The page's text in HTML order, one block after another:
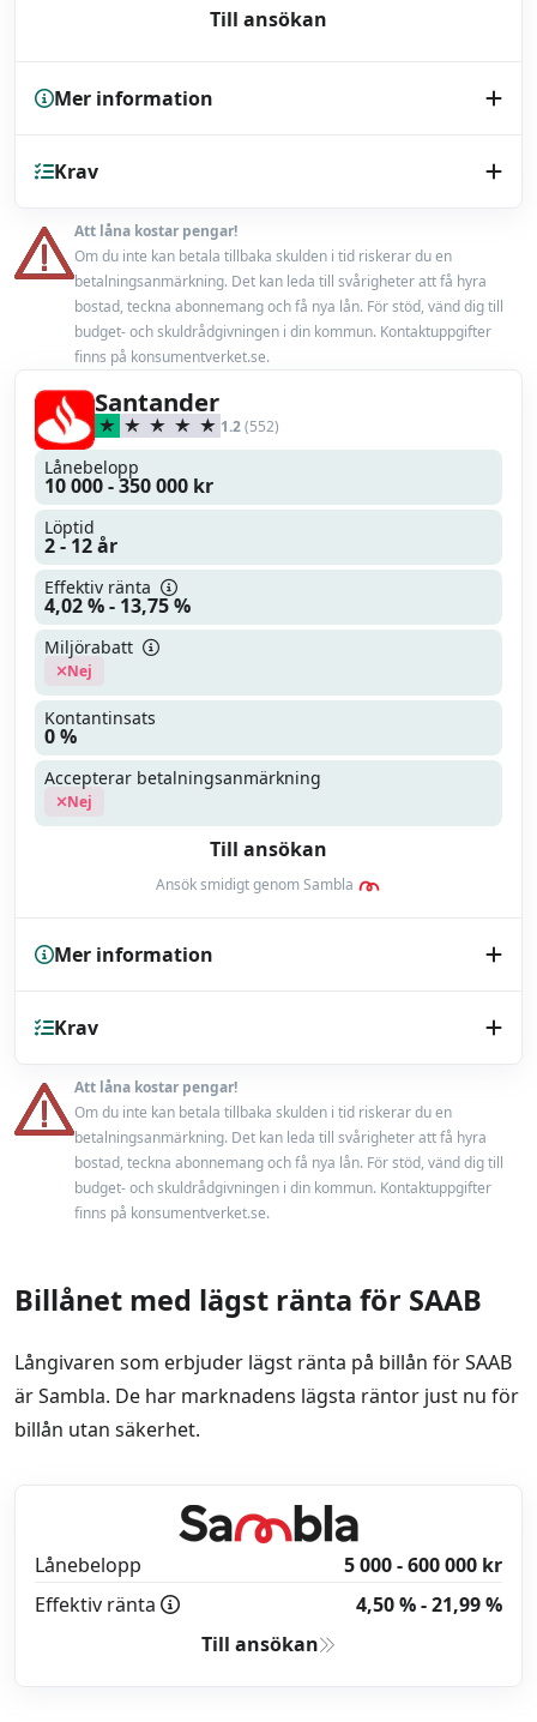
Till ansökan
Mer information
Kreditupplysning UC
Endast bilhandlare
Låneförsäkring Nej
Miljörabatt Nej
Max belåningsgrad
Uppläggningsavgift
Läs mer Läs omdöme
Krav
Minst 18 år
En fast inkomst från anställning eller pension
Att låna kostar pengar!
Om du inte kan betala tillbaka skulden i tid riskerar du en
betalningsanmärkning. Det kan leda till svårigheter att få hyra
bostad, teckna abonnemang och få nya lån. För stöd, vänd dig till
budget- och skuldrådgivningen i din kommun. Kontaktuppgifter
finns på konsumentverket.se.
Santander
1.2(552)
Till ansökan
Ansök smidigt genom Sambla
Lånebelopp
10 000 - 350 000 kr
Löptid
2 - 12 år
Effektiv ränta
4,02 % - 13,75 %
Miljörabatt
Nej
Kontantinsats
0 %
Accepterar betalningsanmärkning
Nej
Mer information
Kreditupplysning UC
Endast bilhandlare
Låneförsäkring Ja
Max belåningsgrad 100 %
Läs mer Läs omdöme
Krav
Minst 20 år
En fast inkomst från anställning eller pension
Accepterar ej betalningsanmärkning
Att låna kostar pengar!
Om du inte kan betala tillbaka skulden i tid riskerar du en
betalningsanmärkning. Det kan leda till svårigheter att få hyra
bostad, teckna abonnemang och få nya lån. För stöd, vänd dig till
budget- och skuldrådgivningen i din kommun. Kontaktuppgifter
finns på konsumentverket.se.
Billånet med lägst ränta för SAAB
Långivaren som erbjuder lägst ränta på billån för SAAB
är Sambla. De har marknadens lägsta räntor just nu för
billån utan säkerhet.
Lånebelopp
5 000 - 600 000 kr
Effektiv ränta
4,50 % - 21,99 %
Till ansökan